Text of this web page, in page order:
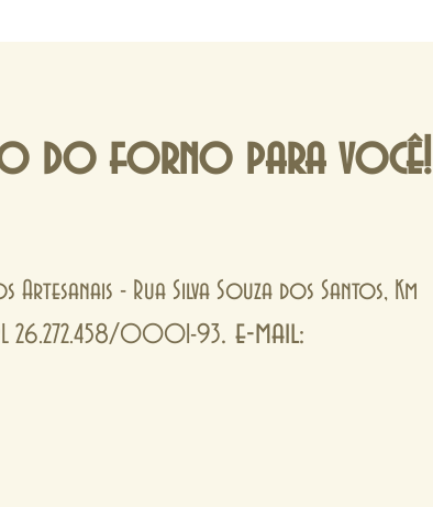
do forno para você!
Artesanais - Rua Silva Souza dos Santos, Km
26.272.458/0001-93. e-mail: